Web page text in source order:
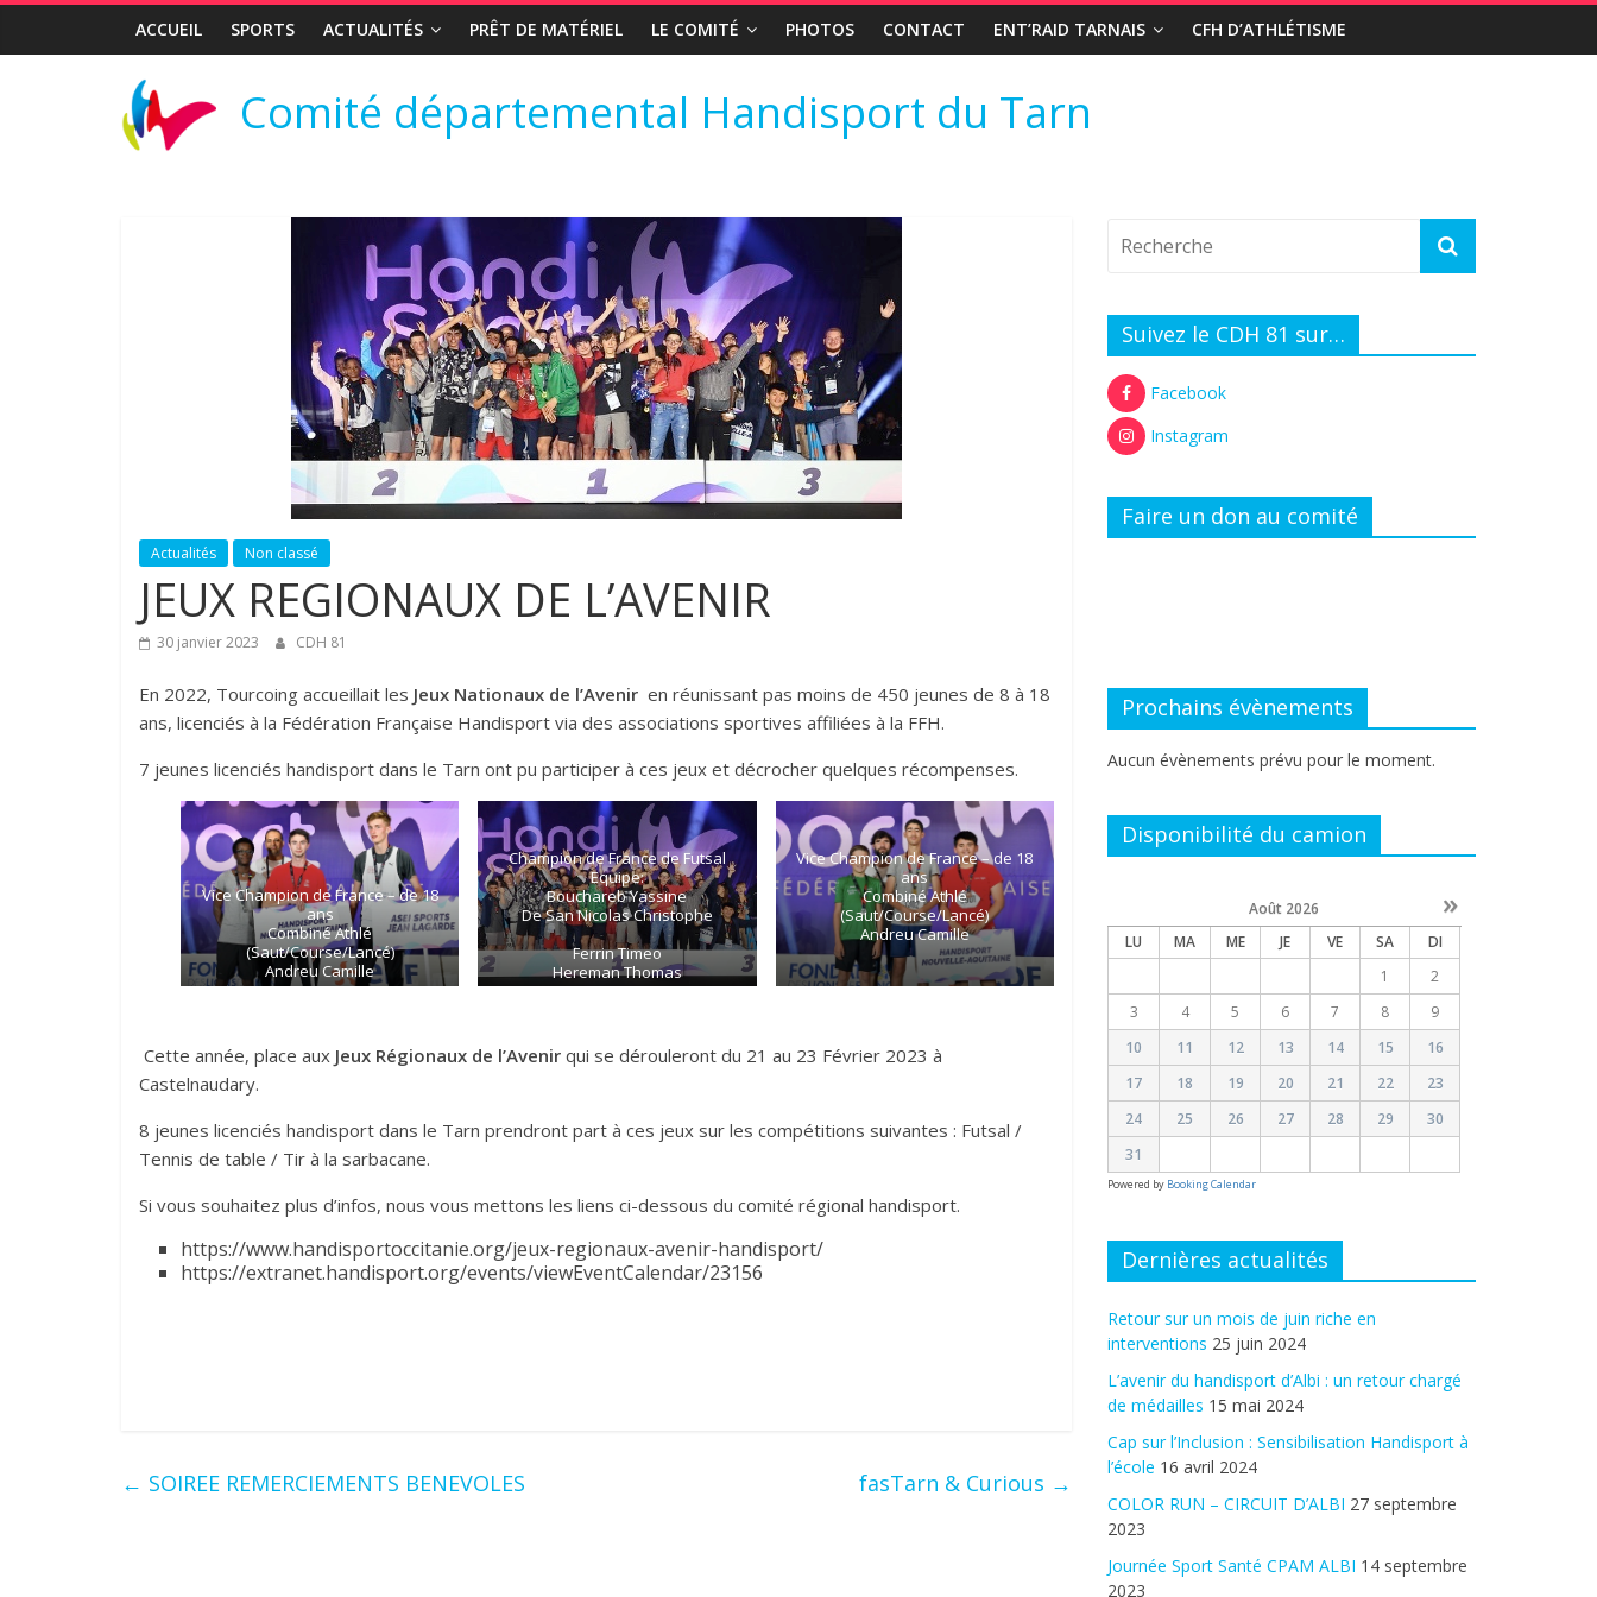
ACCUEIL SPORTS ACTUALITÉS PRÊT DE MATÉRIEL LE COMITÉ PHOTOS CONTACT ENT’RAID TARNAIS CFH D’ATHLÉTISME
Comité départemental Handisport du Tarn
Actualités Non classé
JEUX REGIONAUX DE L’AVENIR
30 janvier 2023 CDH 81
En 2022, Tourcoing accueillait les Jeux Nationaux de l’Avenir en réunissant pas moins de 450 jeunes de 8 à 18
ans, licenciés à la Fédération Française Handisport via des associations sportives affiliées à la FFH.
7 jeunes licenciés handisport dans le Tarn ont pu participer à ces jeux et décrocher quelques récompenses.
Vice Champion de France – de 18
ans
Combiné Athlé
(Saut/Course/Lancé)
Andreu Camille
Champion de France de Futsal
Equipe:
Bouchareb Yassine
De San Nicolas Christophe
Ferrin Timeo
Hereman Thomas
Vice Champion de France – de 18
ans
Combiné Athlé
(Saut/Course/Lancé)
Andreu Camille
Cette année, place aux Jeux Régionaux de l’Avenir qui se dérouleront du 21 au 23 Février 2023 à
Castelnaudary.
8 jeunes licenciés handisport dans le Tarn prendront part à ces jeux sur les compétitions suivantes : Futsal /
Tennis de table / Tir à la sarbacane.
Si vous souhaitez plus d’infos, nous vous mettons les liens ci-dessous du comité régional handisport.
https://www.handisportoccitanie.org/jeux-regionaux-avenir-handisport/
https://extranet.handisport.org/events/viewEventCalendar/23156
← SOIREE REMERCIEMENTS BENEVOLES fasTarn & Curious →
Suivez le CDH 81 sur…
Facebook
Instagram
Faire un don au comité
Prochains évènements
Aucun évènements prévu pour le moment.
Disponibilité du camion
»
Août 2026
LU
MA ME JE VE SA
DI
1
2
3
4 5 6 7 8
9
10
11 12 13 14 15
16
17
18 19 20 21 22
23
24
25 26 27 28 29
30
31
Powered by Booking Calendar
Dernières actualités
Retour sur un mois de juin riche en
interventions 25 juin 2024
L’avenir du handisport d’Albi : un retour chargé
de médailles 15 mai 2024
Cap sur l’Inclusion : Sensibilisation Handisport à
l’école 16 avril 2024
COLOR RUN – CIRCUIT D’ALBI 27 septembre
2023
Journée Sport Santé CPAM ALBI 14 septembre
2023